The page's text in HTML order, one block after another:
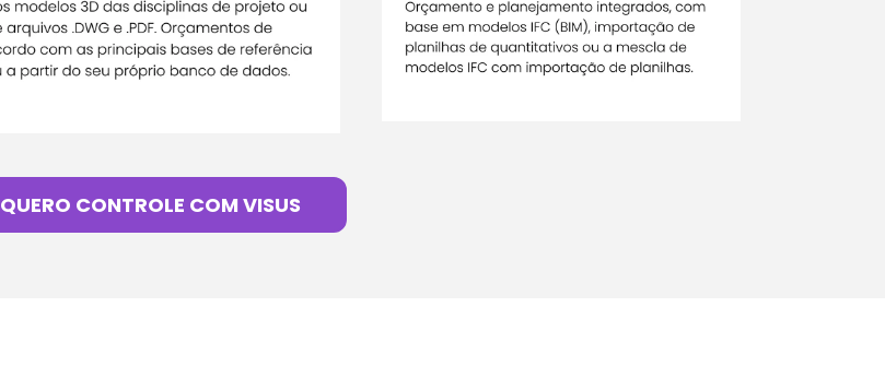
QUERO CONTROLE COM VISUS